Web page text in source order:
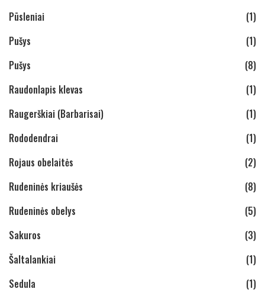
Pūsleniai
(1)
Pušys
(1)
Pušys
(8)
Raudonlapis klevas
(1)
Raugerškiai (Barbarisai)
(1)
Rododendrai
(1)
Rojaus obelaitės
(2)
Rudeninės kriaušės
(8)
Rudeninės obelys
(5)
Sakuros
(3)
Šaltalankiai
(1)
Sedula
(1)